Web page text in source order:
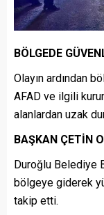
BÖLGEDE
Olayın ardından
AFAD ve ilgili
alanlardan uzak
BAŞKAN ÇETİN
Duroğlu Belediye
bölgeye giderek
takip etti.